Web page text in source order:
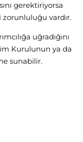
gerektiriyorsa
vardır.
uğradığını
Kurulunun ya da
sunabilir.